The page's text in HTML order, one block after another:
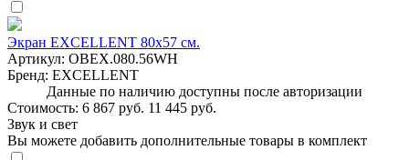
Экран EXCELLENT 80х57 см.
Артикул: OBEX.080.56WH
Бренд: EXCELLENT
Данные по наличию доступны после авторизации
Стоимость: 6 867 руб. 11 445 руб.
Звук и свет
Вы можете добавить дополнительные товары в комплект